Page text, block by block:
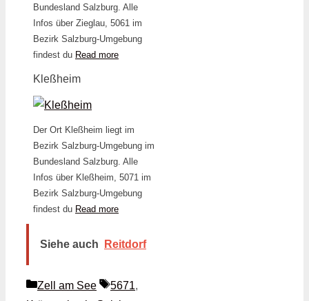
Bundesland Salzburg. Alle
Infos über Zieglau, 5061 im
Bezirk Salzburg-Umgebung
findest du Read more
Kleßheim
Der Ort Kleßheim liegt im
Bezirk Salzburg-Umgebung im
Bundesland Salzburg. Alle
Infos über Kleßheim, 5071 im
Bezirk Salzburg-Umgebung
findest du Read more
Siehe auch Reitdorf
Kategorien
Zell am See Schlagwörter
5671,